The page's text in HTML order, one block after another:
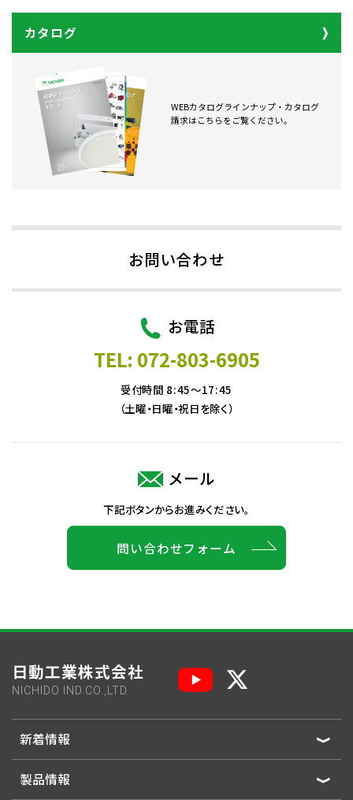
カタログ
WEBカタログラインナップ・カタログ
請求はこちらをご覧ください。
お問い合わせ
お電話
TEL: 072-803-6905
受付時間 8:45～17:45
（土曜・日曜・祝日を除く）
メール
下記ボタンからお進みください。
問い合わせフォーム
日動工業株式会社
NICHIDO IND.CO.,LTD.
新着情報
製品情報